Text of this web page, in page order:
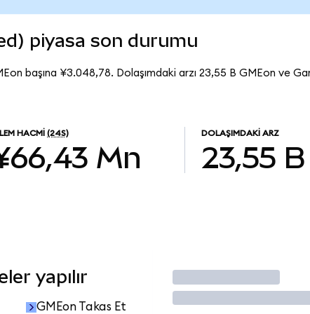
piyasa son durumu
başına ¥3.048,78. Dolaşımdaki arzı 23,55 B GMEon ve
HACMI (24S)
Mn
DOLAŞIMDAKI ARZ
23,55 B
yapılır
GMEon Takas Et
İşlem Yap